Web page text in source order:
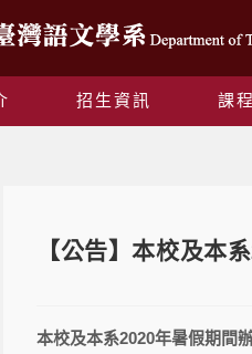
招生資訊 課
【公告】本校及本
本校及本系2020年暑假期間